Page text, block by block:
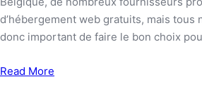
d’hébergement web gratuits, mais tous
donc important de faire le bon choix
Read More